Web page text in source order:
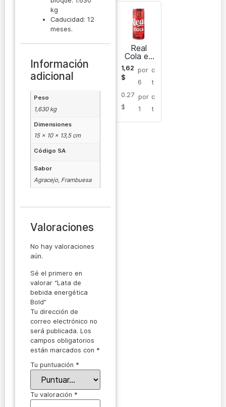
kg
Caducidad: 12
meses.
Información
adicional
Peso
1,630 kg
Dimensiones
15 × 10 × 13,5 cm
Código SA
Sabor
Agracejo, Frambuesa
Valoraciones
No hay valoraciones
aún.
Sé el primero en
valorar “Lata de
bebida energética
Bold”
Tu dirección de
correo electrónico no
será publicada. Los
campos obligatorios
están marcados con *
Tu puntuación *
Tu valoración *
Real
Cola en
lata
1,62
$
por
6
c
t
0.27
$
por
1
c
t